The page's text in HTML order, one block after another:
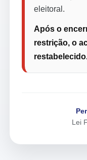
eleitoral.
Após o
restrição, o
Lei